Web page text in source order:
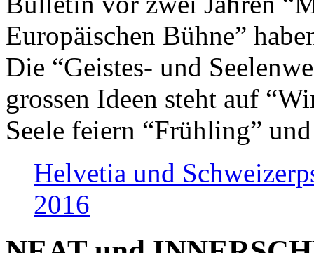
Europäischen Bühne”
Die “Geistes- und
grossen Ideen steht auf
Seele feiern “Frühling”
Helvetia und
2016